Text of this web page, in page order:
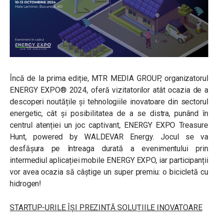
Încă de la prima ediție, MTR MEDIA GROUP, organizatorul
ENERGY EXPO® 2024, oferă vizitatorilor atât ocazia de a
descoperi noutățile și tehnologiile inovatoare din sectorul
energetic, cât și posibilitatea de a se distra, punând în
centrul atenției un joc captivant, ENERGY EXPO Treasure
Hunt, powered by WALDEVAR Energy. Jocul se va
desfășura pe întreaga durată a evenimentului prin
intermediul aplicației mobile ENERGY EXPO, iar participanții
vor avea ocazia să câștige un super premiu: o bicicletă cu
hidrogen!
STARTUP-URILE ÎȘI PREZINTĂ SOLUȚIILE INOVATOARE